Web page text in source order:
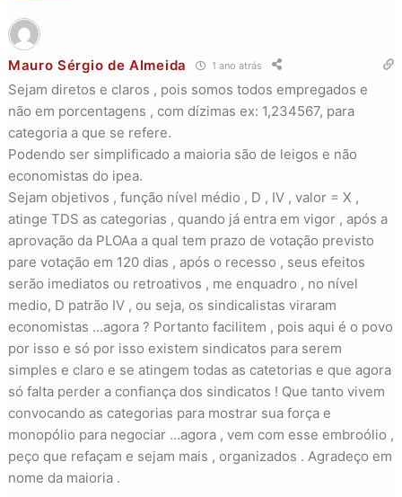
Mauro Sérgio de Almeida 1 ano atrás
Sejam diretos e claros , pois somos todos empregados e
não em porcentagens , com dízimas ex: 1,234567, para
categoria a que se refere.
Podendo ser simplificado a maioria são de leigos e não
economistas do ipea.
Sejam objetivos , função nível médio , D , IV , valor = X ,
atinge TDS as categorias , quando já entra em vigor , após a
aprovação da PLOAa a qual tem prazo de votação previsto
pare votação em 120 dias , após o recesso , seus efeitos
serão imediatos ou retroativos , me enquadro , no nível
medio, D patrão IV , ou seja, os sindicalistas viraram
economistas …agora ? Portanto facilitem , pois aqui é o povo
por isso e só por isso existem sindicatos para serem
simples e claro e se atingem todas as catetorias e que agora
só falta perder a confiança dos sindicatos ! Que tanto vivem
convocando as categorias para mostrar sua força e
monopólio para negociar …agora , vem com esse embroólio ,
peço que refaçam e sejam mais , organizados . Agradeço em
nome da maioria .